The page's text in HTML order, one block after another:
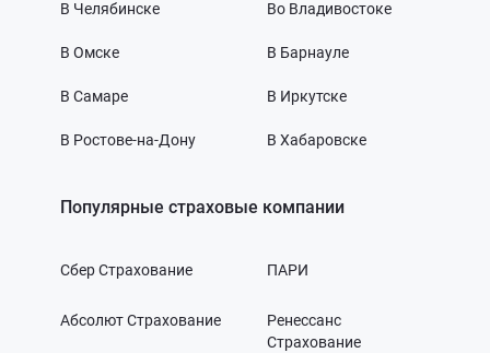
В Челябинске
В Омске
В Самаре
В Ростове-на-Дону
Во Владивостоке
В Барнауле
В Иркутске
В Хабаровске
Популярные страховые компании
Сбер Страхование ПАРИ
Абсолют Страхование
Ренессанс
Страхование